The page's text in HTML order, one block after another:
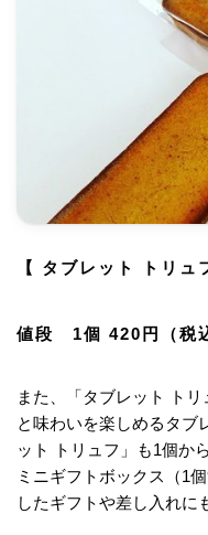
【 タブレット トリュ
値段 1個 420円（税
また、「タブレット ト
と味わいを楽しめるタブ
ット トリュフ」も1個か
ミニギフトボックス（1
したギフトや差し入れに